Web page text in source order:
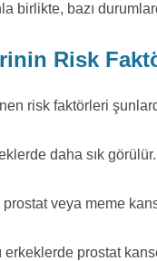
birlikte, bazı
Risk
risk faktörleri
daha sık görülür.
veya meme
erkeklerde prostat